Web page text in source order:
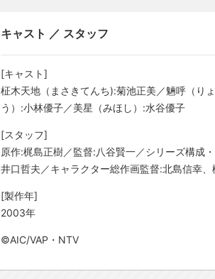
キャスト ／ スタッフ
[キャスト]
柾木天地（まさきてんち):菊池正美／魎呼（り
う）:小林優子／美星（みほし）:水谷優子
[スタッフ]
原作:梶島正樹／監督:八谷賢一／シリーズ構成
井口哲夫／キャラクター総作画監督:北島信幸
[製作年]
2003年
©AIC/VAP・NTV